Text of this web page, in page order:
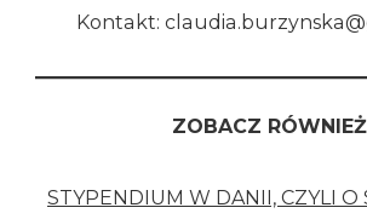
Kontakt:
ZOBACZ
STYPENDIUM W DANII, CZYLI O